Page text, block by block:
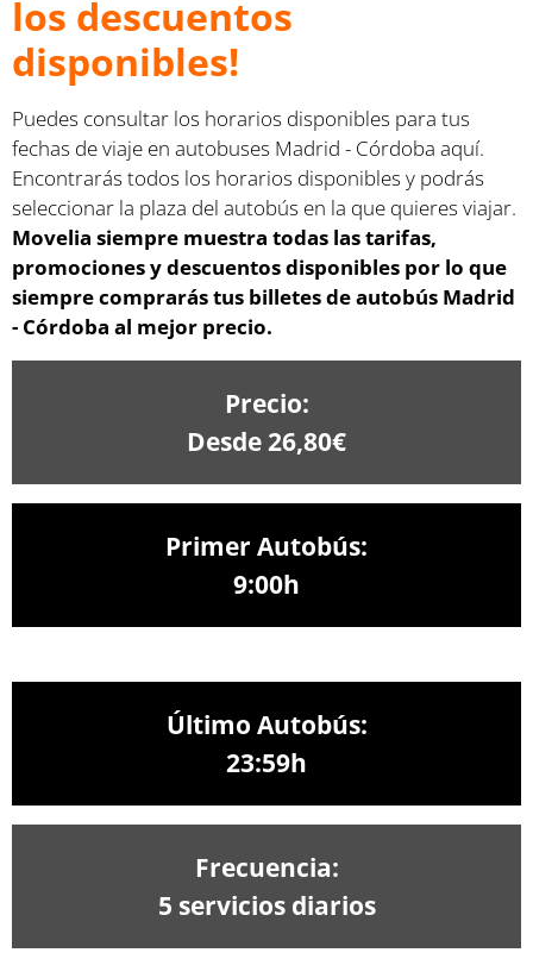
los descuentos
disponibles!
Puedes consultar los horarios disponibles para tus
fechas de viaje en autobuses Madrid - Córdoba aquí.
Encontrarás todos los horarios disponibles y podrás
seleccionar la plaza del autobús en la que quieres viajar.
Movelia siempre muestra todas las tarifas,
promociones y descuentos disponibles por lo que
siempre comprarás tus billetes de autobús Madrid
- Córdoba al mejor precio.
Precio:
Desde 26,80€
Primer Autobús:
9:00h
Último Autobús:
23:59h
Frecuencia:
5 servicios diarios